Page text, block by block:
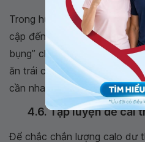
Trong hướng dẫn làm thế
cập đến việc ăn nhiều rau.
bụng” cho những món giàu
ăn trái cây và rau quả là rất
cần nhai quá nhiều để tránh
4.6. Tập luyện để cải
Để chắc chắn lượng calo dư